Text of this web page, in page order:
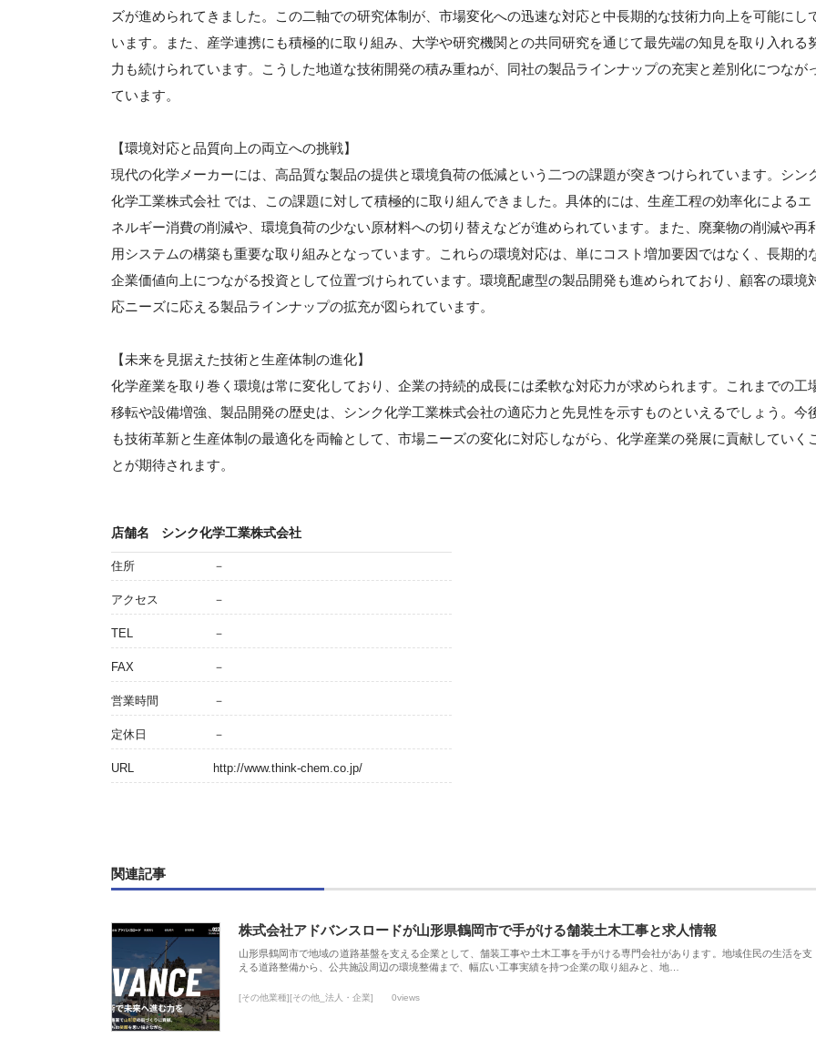
ズが進められてきました。この二軸での研究体制が、市場変化への迅速な対応と中長期的な技術力向上を可能にし
います。また、産学連携にも積極的に取り組み、大学や研究機関との共同研究を通じて最先端の知見を取り入れる
力も続けられています。こうした地道な技術開発の積み重ねが、同社の製品ラインナップの充実と差別化につなが
ています。
【環境対応と品質向上の両立への挑戦】
現代の化学メーカーには、高品質な製品の提供と環境負荷の低減という二つの課題が突きつけられています。シン
化学工業株式会社 では、この課題に対して積極的に取り組んできました。具体的には、生産工程の効率化によるエ
ネルギー消費の削減や、環境負荷の少ない原材料への切り替えなどが進められています。また、廃棄物の削減や再
用システムの構築も重要な取り組みとなっています。これらの環境対応は、単にコスト増加要因ではなく、長期的
企業価値向上につながる投資として位置づけられています。環境配慮型の製品開発も進められており、顧客の環境
応ニーズに応える製品ラインナップの拡充が図られています。
【未来を見据えた技術と生産体制の進化】
化学産業を取り巻く環境は常に変化しており、企業の持続的成長には柔軟な対応力が求められます。これまでの工
移転や設備増強、製品開発の歴史は、シンク化学工業株式会社の適応力と先見性を示すものといえるでしょう。今
も技術革新と生産体制の最適化を両輪として、市場ニーズの変化に対応しながら、化学産業の発展に貢献していく
とが期待されます。
店舗名 シンク化学工業株式会社
住所 －
アクセス －
TEL －
FAX －
営業時間 －
定休日 －
URL http://www.think-chem.co.jp/
関連記事
株式会社アドバンスロードが山形県鶴岡市で手がける舗装土木工事と求人情報
山形県鶴岡市で地域の道路基盤を支える企業として、舗装工事や土木工事を手がける専門会社があります。地域住民の生活を支
える道路整備から、公共施設周辺の環境整備まで、幅広い工事実績を持つ企業の取り組みと、地…
[その他業種][その他_法人・企業] 0views